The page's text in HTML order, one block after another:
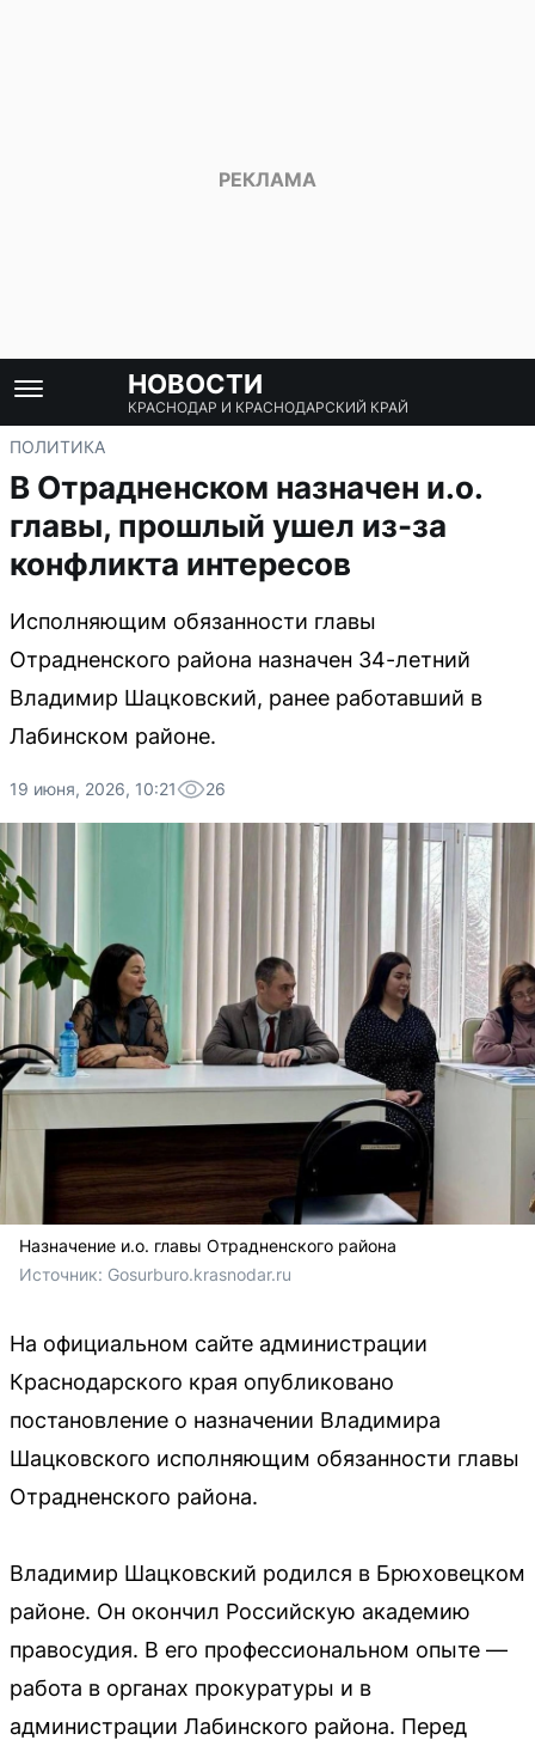
НОВОСТИ
КРАСНОДАР И КРАСНОДАРСКИЙ КРАЙ
ПОЛИТИКА
В Отрадненском назначен и.о.
главы, прошлый ушел из-за
конфликта интересов
Исполняющим обязанности главы
Отрадненского района назначен 34-летний
Владимир Шацковский, ранее работавший в
Лабинском районе.
19 июня, 2026, 10:21 26
Назначение и.о. главы Отрадненского района
Источник: Gosurburo.krasnodar.ru
На официальном сайте администрации
Краснодарского края опубликовано
постановление о назначении Владимира
Шацковского исполняющим обязанности главы
Отрадненского района.
Владимир Шацковский родился в Брюховецком
районе. Он окончил Российскую академию
правосудия. В его профессиональном опыте —
работа в органах прокуратуры и в
администрации Лабинского района. Перед